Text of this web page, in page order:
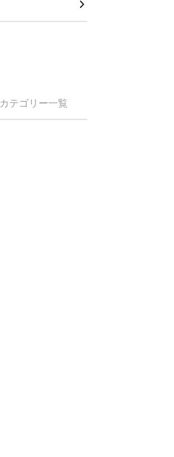
カテゴリー一覧